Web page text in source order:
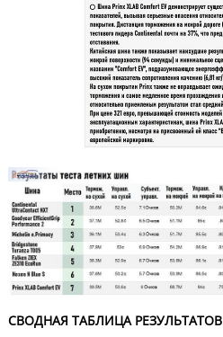
СВОДНАЯ ТАБЛИЦА РЕЗУЛЬТАТОВ